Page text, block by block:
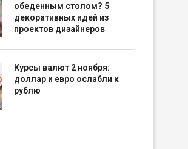
обеденным столом? 5
декоративных идей из
проектов дизайнеров
Курсы валют 2 ноября:
доллар и евро ослабли к
рублю